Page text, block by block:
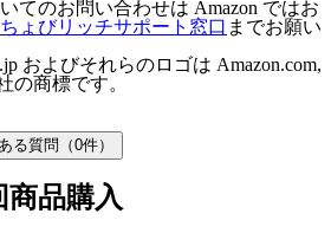
てのお問い合わせは Amazon ではお
ちょびリッチサポート窓口 までお願い
およびそれらのロゴは Amazon.com,
の商標です。
る質問（0件）
商品購入